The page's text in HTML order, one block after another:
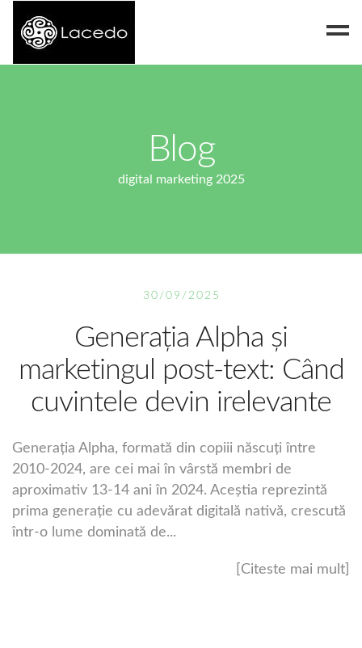
Blog
digital marketing 2025
30/09/2025
Generația Alpha și
marketingul post-text: Când
cuvintele devin irelevante
Generația Alpha, formată din copiii născuți între
2010-2024, are cei mai în vârstă membri de
aproximativ 13-14 ani în 2024. Aceștia reprezintă
prima generație cu adevărat digitală nativă, crescută
într-o lume dominată de...
[Citeste mai mult]